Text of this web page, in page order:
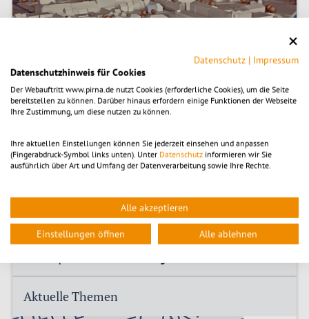
Für alle künftigen Herausforderungen der Stadtentwicklung
ist Pirna gut aufgestellt.
Aktuelle Themen
Datenschutz | Impressum
Datenschutzhinweis für Cookies
Der Webauftritt www.pirna.de nutzt Cookies (erforderliche Cookies), um die Seite
bereitstellen zu können. Darüber hinaus erfordern einige Funktionen der Webseite
Ihre Zustimmung, um diese nutzen zu können.
Ihre aktuellen Einstellungen können Sie jederzeit einsehen und anpassen
(Fingerabdruck-Symbol links unten). Unter Datenschutz informieren wir Sie
ausführlich über Art und Umfang der Datenverarbeitung sowie Ihre Rechte.
Alle akzeptieren
Einstellungen öffnen Alle ablehnen